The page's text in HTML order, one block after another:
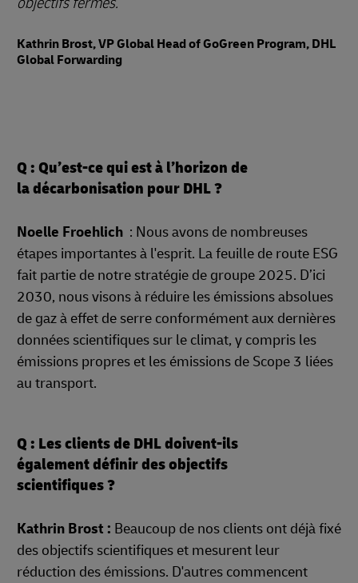
Kathrin Brost, VP Global Head of GoGreen Program, DHL
Global Forwarding
Q : Qu’est-ce qui est à l’horizon de
la décarbonisation pour DHL ?
Noelle Froehlich : Nous avons de nombreuses
étapes importantes à l'esprit. La feuille de route ESG
fait partie de notre stratégie de groupe 2025. D’ici
2030, nous visons à réduire les émissions absolues
de gaz à effet de serre conformément aux dernières
données scientifiques sur le climat, y compris les
émissions propres et les émissions de Scope 3 liées
au transport.
Q : Les clients de DHL doivent-ils
également définir des objectifs
scientifiques ?
Kathrin Brost : Beaucoup de nos clients ont déjà fixé
des objectifs scientifiques et mesurent leur
réduction des émissions. D'autres commencent